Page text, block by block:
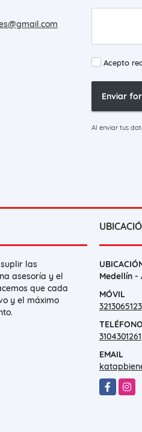
Acepto
Enviar
Al enviar tus
las
asesoría y el
que cada
y el máximo
Medellín -
MÓVIL
3213065123
TELÉFONO
3104301261
EMAIL
Facebook